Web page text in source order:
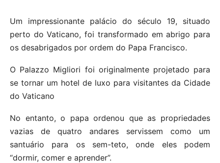
Um impressionante palácio do século 19, situado
perto do Vaticano, foi transformado em abrigo para
os desabrigados por ordem do Papa Francisco.
O Palazzo Migliori foi originalmente projetado para
se tornar um hotel de luxo para visitantes da Cidade
do Vaticano
No entanto, o papa ordenou que as propriedades
vazias de quatro andares servissem como um
santuário para os sem-teto, onde eles podem
“dormir, comer e aprender”.